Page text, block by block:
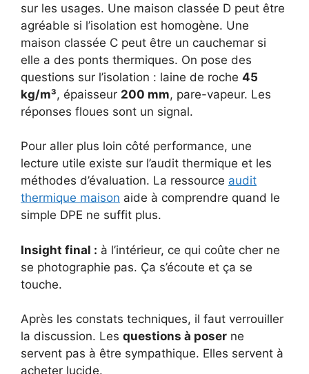
sur les usages. Une maison classée D peut être
agréable si l’isolation est homogène. Une
maison classée C peut être un cauchemar si
elle a des ponts thermiques. On pose des
questions sur l’isolation : laine de roche 45
kg/m³, épaisseur 200 mm, pare-vapeur. Les
réponses floues sont un signal.
Pour aller plus loin côté performance, une
lecture utile existe sur l’audit thermique et les
méthodes d’évaluation. La ressource audit
thermique maison aide à comprendre quand le
simple DPE ne suffit plus.
Insight final : à l’intérieur, ce qui coûte cher ne
se photographie pas. Ça s’écoute et ça se
touche.
Après les constats techniques, il faut verrouiller
la discussion. Les questions à poser ne
servent pas à être sympathique. Elles servent à
acheter lucide.